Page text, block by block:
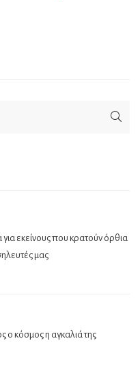
εκείνους που κρατούν όρθια
μας
ο κόσμος η αγκαλιά της